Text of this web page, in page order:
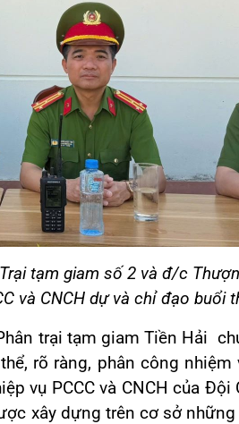
tạm giam số 2 và đ/c
và CNCH dự và chỉ đạo buổi
trại tạm giam Tiền Hải
rõ ràng, phân công
vụ PCCC và CNCH của Đội
xây dựng trên cơ sở